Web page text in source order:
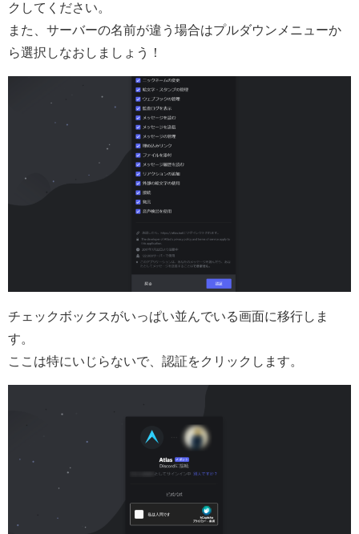
クしてください。
また、サーバーの名前が違う場合はプルダウンメニューか
ら選択しなおしましょう！
チェックボックスがいっぱい並んでいる画面に移行しま
す。
ここは特にいじらないで、認証をクリックします。